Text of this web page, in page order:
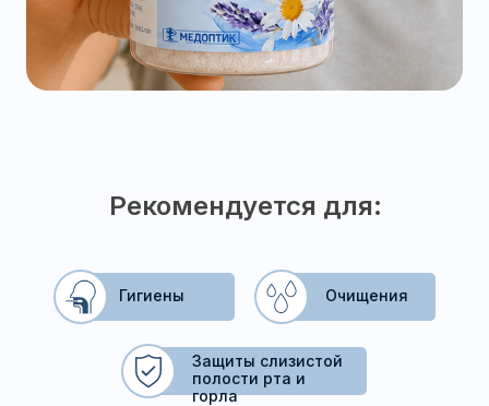
Рекомендуется для:
Защиты слизистой
полости рта и
горла
Гигиены Очищения